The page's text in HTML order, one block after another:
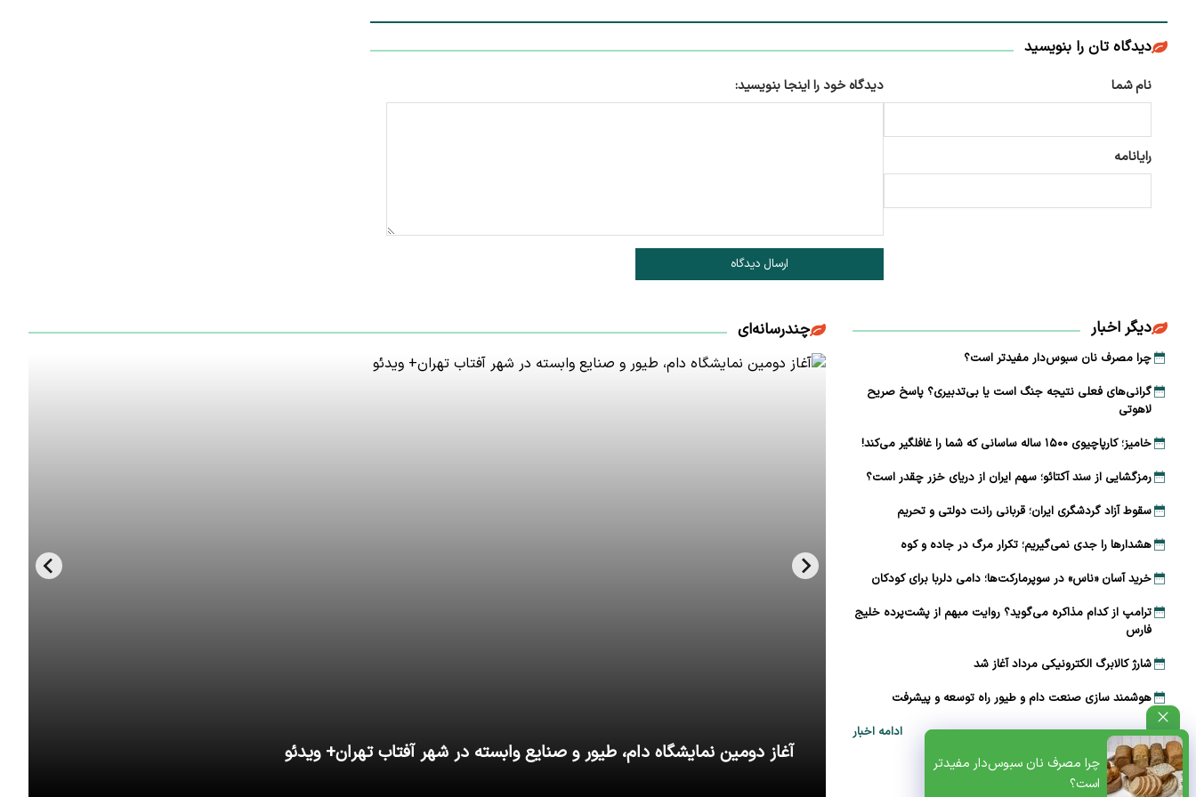
چرا مصرف نان سبوس‌دار مفیدتر
است؟
دیدگاه تان را بنویسید
نام شما
رایانامه
دیدگاه خود را اینجا بنویسید:
ارسال دیدگاه
دیگر اخبار
چرا مصرف نان سبوس‌دار مفیدتر است؟
گرانی‌های فعلی نتیجه جنگ است یا بی‌تدبیری؟ پاسخ صریح
لاهوتی
خامیز؛ کارپاچیوی ۱۵۰۰ ساله ساسانی که شما را غافلگیر می‌کند!
رمزگشایی از سند آکتائو؛ سهم ایران از دریای خزر چقدر است؟
سقوط آزاد گردشگری ایران؛ قربانی رانت دولتی و تحریم
هشدارها را جدی نمی‌گیریم؛ تکرار مرگ در جاده و کوه
خرید آسان «ناس» در سوپرمارکت‌ها؛ دامی دلربا برای کودکان
ترامپ از کدام مذاکره می‌گوید؟ روایت مبهم از پشت‌پرده خلیج
فارس
شارژ کالابرگ الکترونیکی مرداد آغاز شد
هوشمند سازی صنعت دام و طیور راه توسعه و پیشرفت
ادامه اخبار
چندرسانه‌ای
آغاز دومین نمایشگاه دام، طیور و صنایع وابسته در شهر آفتاب تهران+ ویدئو